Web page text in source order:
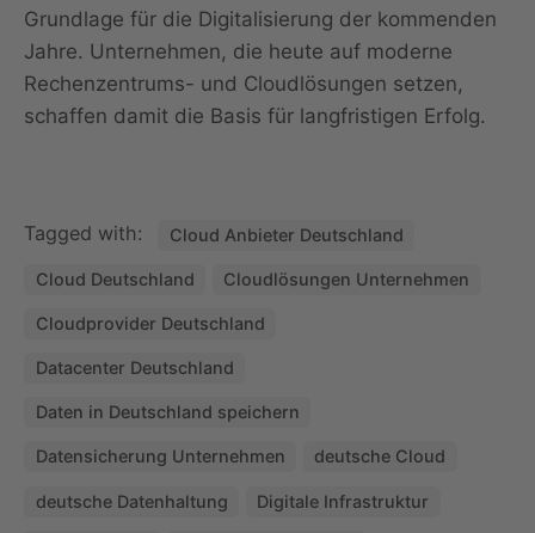
Grundlage für die Digitalisierung der kommenden
Jahre. Unternehmen, die heute auf moderne
Rechenzentrums- und Cloudlösungen setzen,
schaffen damit die Basis für langfristigen Erfolg.
Tagged with: Cloud Anbieter Deutschland
Cloud Deutschland Cloudlösungen Unternehmen
Cloudprovider Deutschland
Datacenter Deutschland
Daten in Deutschland speichern
Datensicherung Unternehmen deutsche Cloud
deutsche Datenhaltung Digitale Infrastruktur